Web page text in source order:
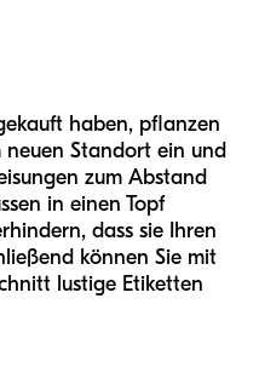
haben, pflanzen
Standort ein und
zum Abstand
in einen Topf
dass sie Ihren
können Sie mit
lustige Etiketten